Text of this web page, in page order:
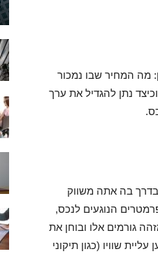
מה המחיר שבו נמכור
נתן להגדיל את ערך
בדרך בה אתה משווק
הנוגעים לנכס,
גורמים אלו ובוחן את
שוויו (כגון תיקוני